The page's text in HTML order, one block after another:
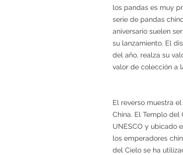
los pandas es muy
serie de pandas
aniversario suelen
su lanzamiento. El
del año, realza su
valor de colección a
El reverso muestra
China. El Templo
UNESCO y ubicado
los emperadores
del Cielo se ha